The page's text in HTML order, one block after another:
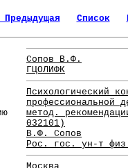
Предыдущая Список
Сопов В.Ф.
ГЦОЛИФК
Психологический
профессиональной
метод.
032101)
В.Ф. Сопов
Рос. гос. ун-т